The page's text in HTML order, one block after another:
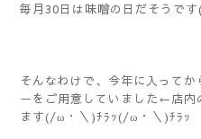
毎月30日は味噌の日だそうで
そんなわけで、今年に入って
ーをご用意していました←店内
ます(/ω・＼)ﾁﾗｯ(/ω・＼)ﾁﾗｯ